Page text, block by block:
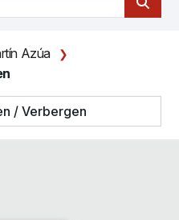
Azúa
/ Verbergen